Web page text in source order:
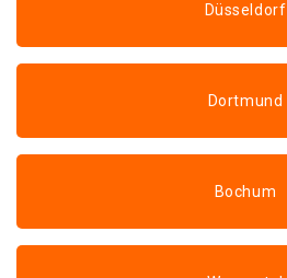
Düsseldorf
Dortmund
Bochum